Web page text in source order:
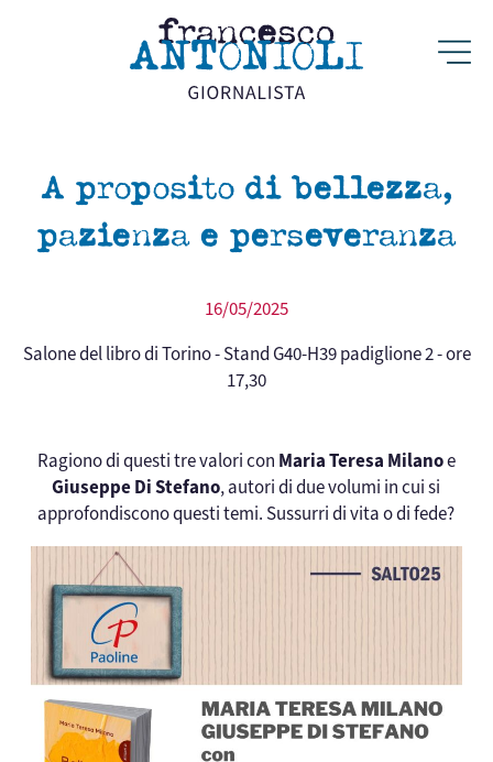
A proposito di bellezza,
pazienza e perseveranza
16/05/2025
Salone del libro di Torino - Stand G40-H39 padiglione 2 - ore
17,30
Ragiono di questi tre valori con Maria Teresa Milanoe
Giuseppe Di Stefano, autori di due volumi in cui si
approfondiscono questi temi. Sussurri di vita o di fede?